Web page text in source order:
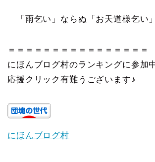
「雨乞い」ならぬ「お天道様乞い」
＝＝＝＝＝＝＝＝＝＝＝＝＝＝＝＝
にほんブログ村のランキングに参加
応援クリック有難うございます♪
にほんブログ村